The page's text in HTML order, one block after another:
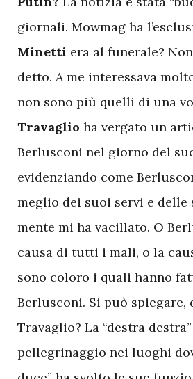
giornali. Mowmag ha
Minetti era al funerale?
detto. A me interessava
non sono più quelli di una
Travaglio ha vergato un
Berlusconi nel giorno del
evidenziando come
meglio dei suoi servi e delle
mente mi ha vacillato. O
causa di tutti i mali, o la
sono coloro i quali hanno
Berlusconi. Si può spiegare,
Travaglio? La “destra
pellegrinaggio nei luoghi